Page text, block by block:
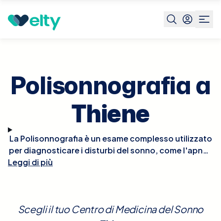
Prenota visita
Polisonnografia a
Thiene
La Polisonnografia è un esame complesso utilizzato
per diagnosticare i disturbi del sonno, come l'apnea
notturna, il russamento, la narcolessia, e altri
i movimenti oculari, i livelli di ossigeno nel sangue, il
Leggi di più
Scegli il tuo Centro di Medicina del Sonno